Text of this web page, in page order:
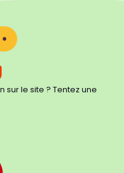
sur le site ? Tentez une